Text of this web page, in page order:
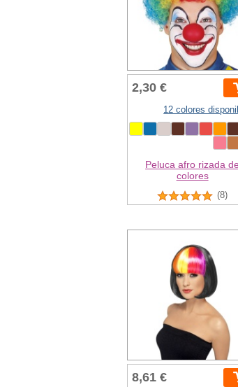
2,30 €
12 colores
Peluca afro rizada de
colores
(8)
8,61 €